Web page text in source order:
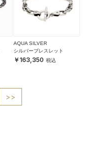
AQUA SILVER
シルバーブレスレット
163,350
>>